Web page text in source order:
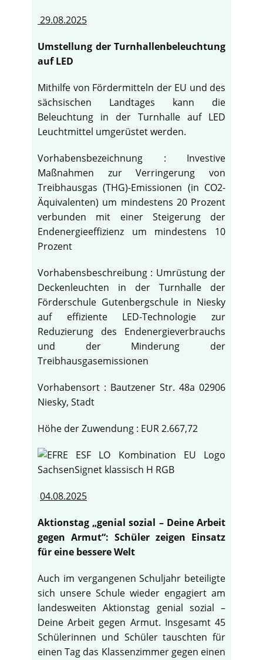
29.08.2025
Umstellung der Turnhallenbeleuchtung
auf LED
Mithilfe von Fördermitteln der EU und des
sächsischen Landtages kann die
Beleuchtung in der Turnhalle auf LED
Leuchtmittel umgerüstet werden.
Vorhabensbezeichnung : Investive
Maßnahmen zur Verringerung von
Treibhausgas (THG)-Emissionen (in CO2-
Äquivalenten) um mindestens 20 Prozent
verbunden mit einer Steigerung der
Endenergieeffizienz um mindestens 10
Prozent
Vorhabensbeschreibung : Umrüstung der
Deckenleuchten in der Turnhalle der
Förderschule Gutenbergschule in Niesky
auf effiziente LED-Technologie zur
Reduzierung des Endenergieverbrauchs
und der Minderung der
Treibhausgasemissionen
Vorhabensort : Bautzener Str. 48a 02906
Niesky, Stadt
Höhe der Zuwendung : EUR 2.667,72
04.08.2025
Aktionstag „genial sozial – Deine Arbeit
gegen Armut“: Schüler zeigen Einsatz
für eine bessere Welt
Auch im vergangenen Schuljahr beteiligte
sich unsere Schule wieder engagiert am
landesweiten Aktionstag genial sozial –
Deine Arbeit gegen Armut. Insgesamt 45
Schülerinnen und Schüler tauschten für
einen Tag das Klassenzimmer gegen einen